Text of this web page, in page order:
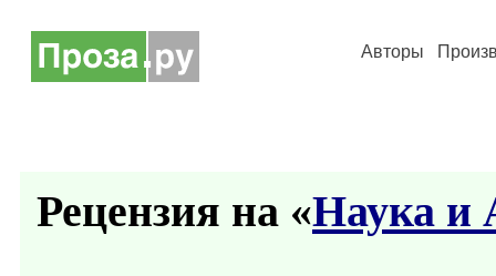
Авторы
Рецензия на «Наука и